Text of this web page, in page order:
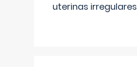
uterinas irregulares